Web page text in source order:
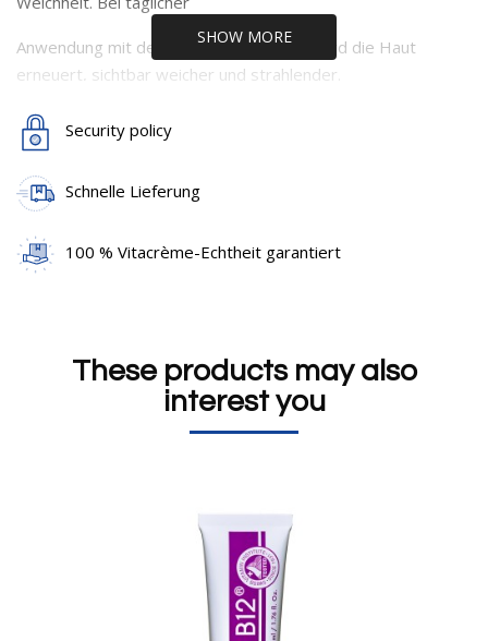
Anwendung mit dem Anti Ageing Serum wird die Haut
erneuert, sichtbar weicher und strahlender.
Eine ideale Kombination für den jetzigen Herbst!
SHOW MORE
Security policy
Schnelle Lieferung
100 % Vitacrème-Echtheit garantiert
These products may also
interest you